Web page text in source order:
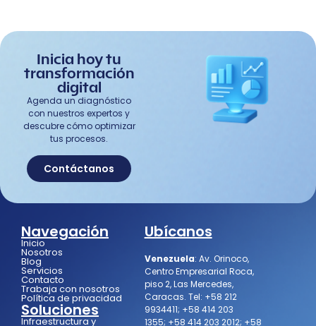
Inicia hoy tu
transformación
digital
Agenda un diagnóstico
con nuestros expertos y
descubre cómo optimizar
tus procesos.
Contáctanos
Navegación
Inicio
Nosotros
Blog
Servicios
Contacto
Trabaja con nosotros
Política de privacidad
Soluciones
Infraestructura y
Ubícanos
Venezuela: Av. Orinoco,
Centro Empresarial Roca,
piso 2, Las Mercedes,
Caracas. Tel: +58 212
9934411; +58 414 203
1355; +58 414 203 2012; +58